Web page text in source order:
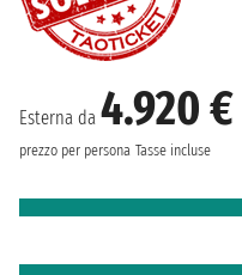
Esterna da 4.920 €
prezzo per persona Tasse incluse